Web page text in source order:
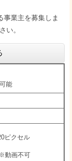
事業主を募集しま
い。
能
ピクセル
動画不可